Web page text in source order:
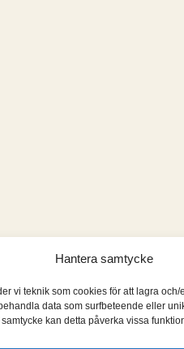
Hantera samtycke
vi teknik som cookies för att lagra
data som surfbeteende eller
kan detta påverka vissa